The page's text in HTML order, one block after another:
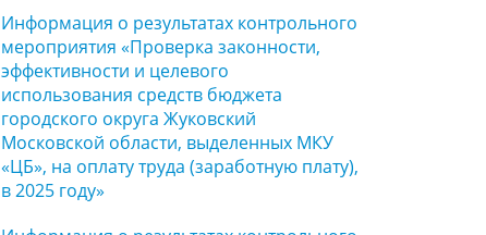
Информация о результатах контрольного
мероприятия «Проверка законности,
эффективности и целевого
использования средств бюджета
городского округа Жуковский
Московской области, выделенных МКУ
«ЦБ», на оплату труда (заработную плату),
в 2025 году»